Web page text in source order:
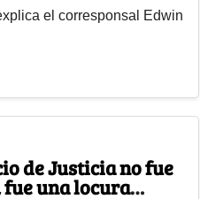
el corresponsal Edwin
de Justicia no fue
fue una locura